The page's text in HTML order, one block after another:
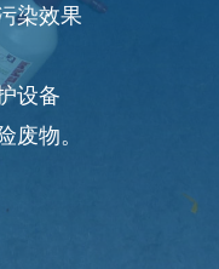
染效果
设备
废物。